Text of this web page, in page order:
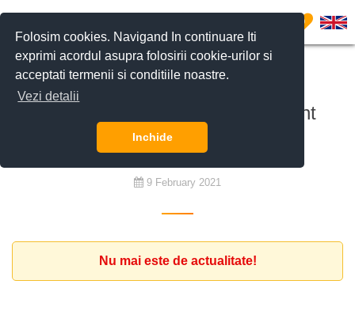
Folosim cookies. Navigand In continuare Iti
exprimi acordul asupra folosirii cookie-urilor si
acceptati termenii si conditiile noastre.
Vezi detalii
Inchide
0
De închiriat
Client expat cauta un apartament
modern in Piata Victoriei
9 February 2021
Nu mai este de actualitate!